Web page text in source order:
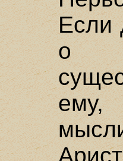
Если
о
ему,